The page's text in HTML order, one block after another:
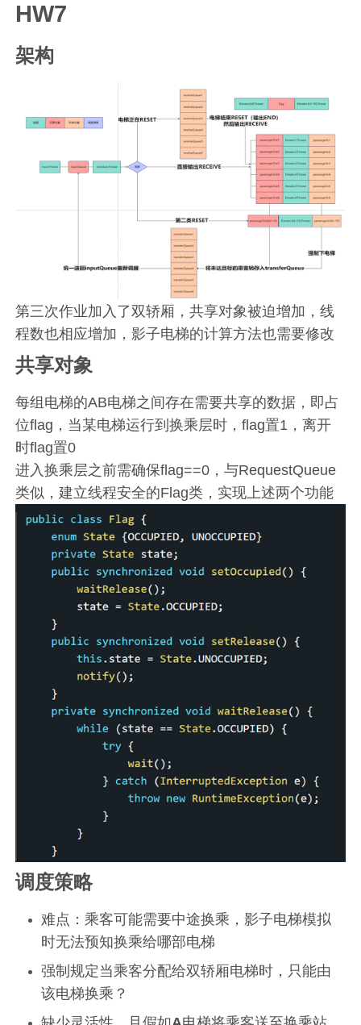
HW7
架构
第三次作业加入了双轿厢，共享对象被迫增加，线
程数也相应增加，影子电梯的计算方法也需要修改
共享对象
每组电梯的AB电梯之间存在需要共享的数据，即占
位flag，当某电梯运行到换乘层时，flag置1，离开
时flag置0
进入换乘层之前需确保flag==0，与RequestQueue
类似，建立线程安全的Flag类，实现上述两个功能
调度策略
难点：乘客可能需要中途换乘，影子电梯模拟
时无法预知换乘给哪部电梯
强制规定当乘客分配给双轿厢电梯时，只能由
该电梯换乘？